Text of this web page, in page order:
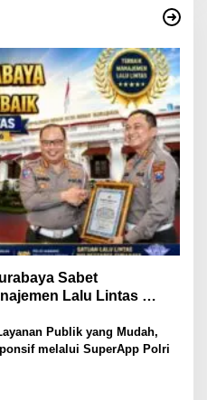
Sabet
Lalu Lintas
Publik yang Mudah,
melalui SuperApp Polri